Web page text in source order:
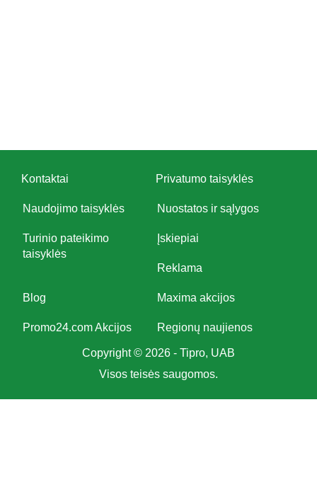
Kontaktai Privatumo taisyklės
Naudojimo taisyklės Nuostatos ir sąlygos
Turinio pateikimo
taisyklės
Įskiepiai
Reklama
Blog Maxima akcijos
Promo24.com Akcijos Regionų naujienos
Copyright © 2026 - Tipro, UAB
Visos teisės saugomos.